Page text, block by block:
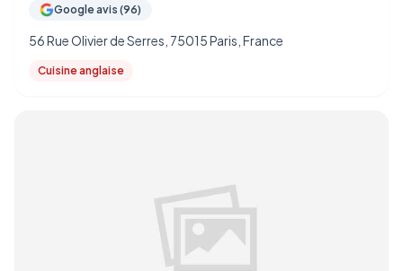
Google avis (96)
56 Rue Olivier de Serres, 75015 Paris, France
Cuisine anglaise